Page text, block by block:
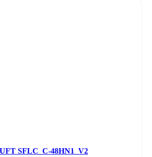
SFLC_C-48HN1_V2